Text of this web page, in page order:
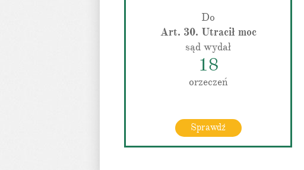
Do
Art. 30. Utracił moc
sąd wydał
18
orzeczeń
Sprawdź